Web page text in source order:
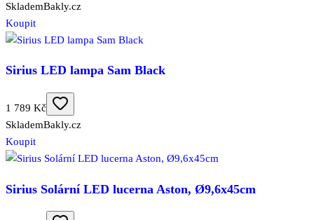
SklademBakly.cz
Koupit
Sirius LED lampa Sam Black
1 789 Kč
SklademBakly.cz
Koupit
Sirius Solární LED lucerna Aston, Ø9,6x45cm